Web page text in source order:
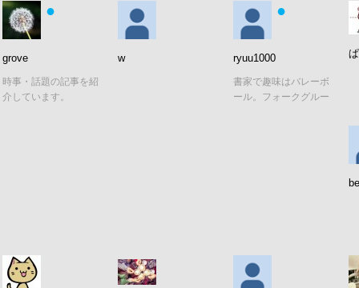
●
grove
時事・話題の記事を紹
介しています。
w
●
ryuu1000
書家で趣味はバレーボ
ール。フォークグルー